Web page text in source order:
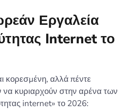
Εργαλεία
Internet το
κορεσμένη, αλλά πέντε
κυριαρχούν στην αρένα των
internet» το 2026: